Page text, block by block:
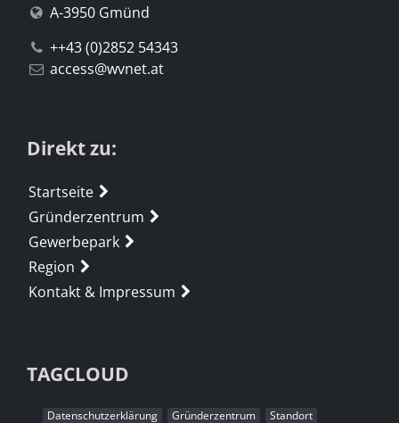
A-3950 Gmünd
++43 (0)2852 54343
access@wvnet.at
Direkt zu:
Startseite
Gründerzentrum
Gewerbepark
Region
Kontakt & Impressum
TAGCLOUD
Datenschutzerklärung Gründerzentrum Standort